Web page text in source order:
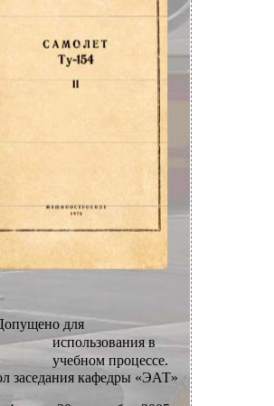
для
использования в
учебном процессе.
заседания кафедры «ЭАТ»